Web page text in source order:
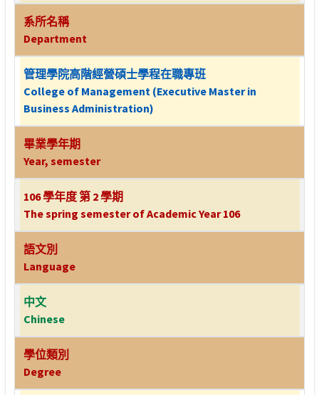
系所名稱
Department
管理學院高階經營碩士學程在職專班
College of Management (Executive Master in
Business Administration)
畢業學年期
Year, semester
106 學年度 第 2 學期
The spring semester of Academic Year 106
語文別
Language
中文
Chinese
學位類別
Degree